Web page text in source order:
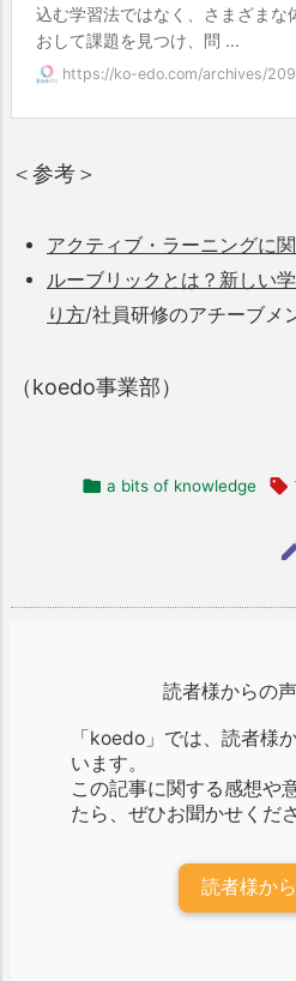
込む学習法ではなく、さまざまな
おして課題を見つけ、問 ...
https://ko-edo.com/archives/
＜参考＞
アクティブ・ラーニングに
ルーブリックとは？新しい
り方/社員研修のアチーブメ
（koedo事業部）
 a bits of knowledge 
読者様からの
「koedo」では、読者様
います。
この記事に関する感想や
たら、ぜひお聞かせくださ
読者様か